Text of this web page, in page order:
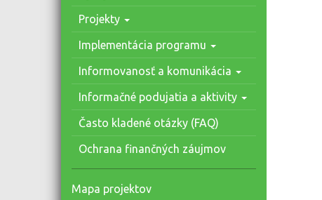
Projekty
Implementácia programu
Informovanosť a komunikácia
Informačné podujatia a aktivity
Často kladené otázky (FAQ)
Ochrana finančných záujmov
Mapa projektov